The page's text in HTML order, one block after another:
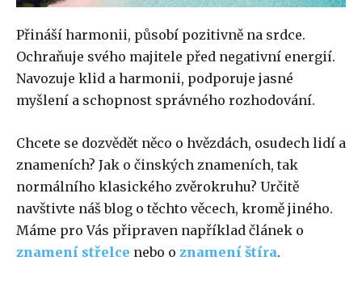
Přináší harmonii, působí pozitivně na srdce.
Ochraňuje svého majitele před negativní energií.
Navozuje klid a harmonii, podporuje jasné
myšlení a schopnost správného rozhodování.
Chcete se dozvědět něco o hvězdách, osudech lidí a
znameních? Jak o činských znameních, tak
normálního klasického zvěrokruhu? Určitě
navštivte náš blog o těchto věcech, kromě jiného.
Máme pro Vás připraven například článek o
znamení střelce nebo o znamení štíra.